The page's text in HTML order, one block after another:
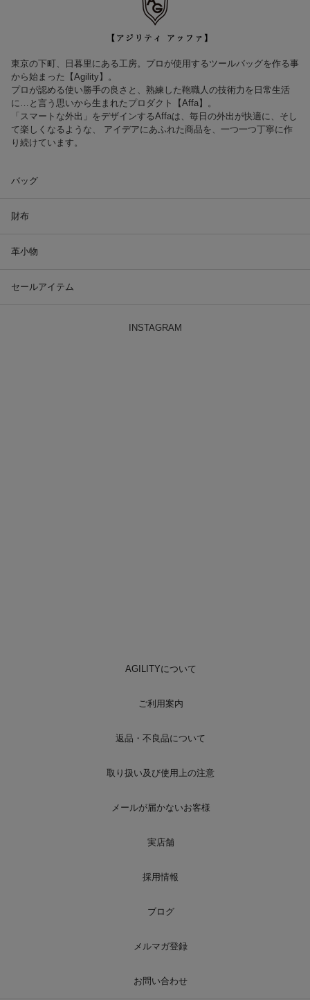
東京の下町、日暮里にある工房。プロが使用するツールバッグを作る事
から始まった【Agility】。
プロが認める使い勝手の良さと、熟練した鞄職人の技術力を日常生活
に…と言う思いから生まれたプロダクト【Affa】。
「スマートな外出」をデザインするAffaは、毎日の外出が快適に、そし
て楽しくなるような、 アイデアにあふれた商品を、一つ一つ丁寧に作
り続けています。
バッグ
財布
革小物
セールアイテム
INSTAGRAM
AGILITYについて
ご利用案内
返品・不良品について
取り扱い及び使用上の注意
メールが届かないお客様
実店舗
採用情報
ブログ
メルマガ登録
お問い合わせ